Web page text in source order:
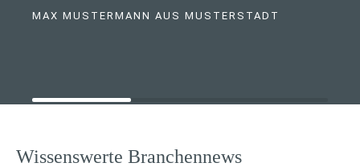
MAX MUSTERMANN AUS MUSTERSTADT
Wissenswerte Branchennews